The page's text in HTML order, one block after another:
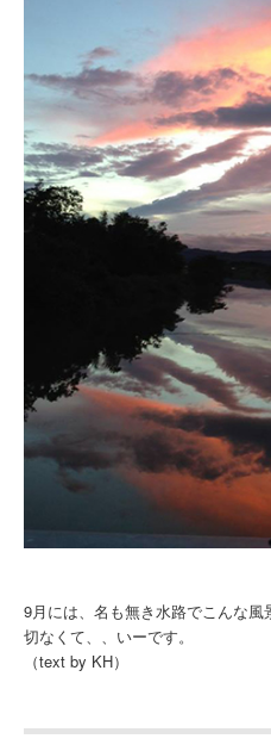
9月には、名も無き水路でこんな風
切なくて、、いーです。
（text by KH）